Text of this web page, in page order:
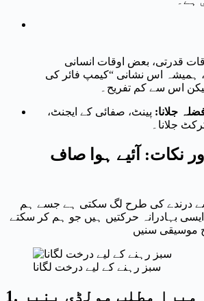
قدرتی، بعض اوقات انسانی
ہمیشہ اس نشانی “کیمپ فائر کی
اس سے کم تفریح۔
جلانا: پینٹ، صفائی کے ایجنٹ،
جلانا۔
نکات: آئیے ہوا صاف
درندے کی طرح لگ سکتی ہے جسے ہم
بہادرانہ حرکتیں ہیں جو ہم کر سکتے
سبز رہنے کے لیے درخت لگانا
1. میرا مطلب مولڈی پنیر